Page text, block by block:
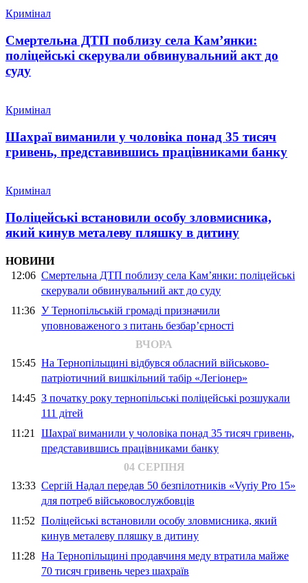
Кримінал
Смертельна ДТП поблизу села Кам’янки:
поліцейські скерували обвинувальний акт до
суду
Кримінал
Шахраї виманили у чоловіка понад 35 тисяч
гривень, представившись працівниками банку
Кримінал
Поліцейські встановили особу зловмисника,
який кинув металеву пляшку в дитину
НОВИНИ
12:06 Смертельна ДТП поблизу села Кам’янки: поліцейські
скерували обвинувальний акт до суду
11:36 У Тернопільській громаді призначили
уповноваженого з питань безбар’єрності
ВЧОРА
15:45 На Тернопільщині відбувся обласний військово-
патріотичний вишкільний табір «Легіонер»
14:45 З початку року тернопільські поліцейські розшукали
111 дітей
11:21 Шахраї виманили у чоловіка понад 35 тисяч гривень,
представившись працівниками банку
04 СЕРПНЯ
13:33 Сергій Надал передав 50 безпілотників «Vyriy Pro 15»
для потреб військовослужбовців
11:52 Поліцейські встановили особу зловмисника, який
кинув металеву пляшку в дитину
11:28 На Тернопільщині продавчиня меду втратила майже
70 тисяч гривень через шахраїв